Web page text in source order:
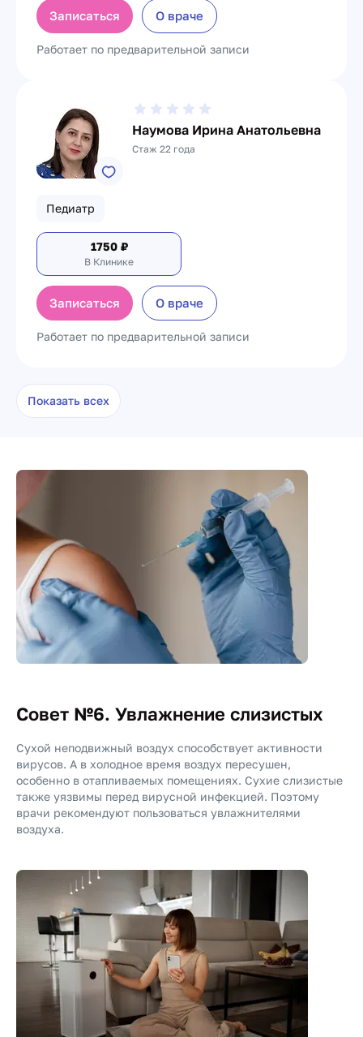
Записаться О враче
Работает по предварительной записи
Наумова Ирина Анатольевна
Стаж 22 года
Педиатр
1750₽
В Клинике
Записаться О враче
Работает по предварительной записи
Показать всех
Совет №6. Увлажнение слизистых
Сухой неподвижный воздух способствует активности
вирусов. А в холодное время воздух пересушен,
особенно в отапливаемых помещениях. Сухие слизистые
также уязвимы перед вирусной инфекцией. Поэтому
врачи рекомендуют пользоваться увлажнителями
воздуха.